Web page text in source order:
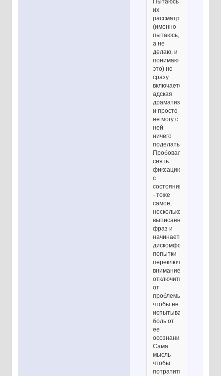
Пытаюсь
их
рассматривать
(именно
пытаюсь,
а не
делаю, и
понимаю
это) но
сразу
включается
адская
драматизация,
и просто
не могу с
ней
ничего
поделать.
Пробовал
снять
фиксацию
с
состояния
- тоже
самое,
несколько
выписанных
фраз и
начинается
дискомфорт,
попытки
переключить
внимание,
отключиться
от
проблемы
чтобы не
испытывать
боль от
ее
осознания.
Сама
мысль
чтобы
потратить